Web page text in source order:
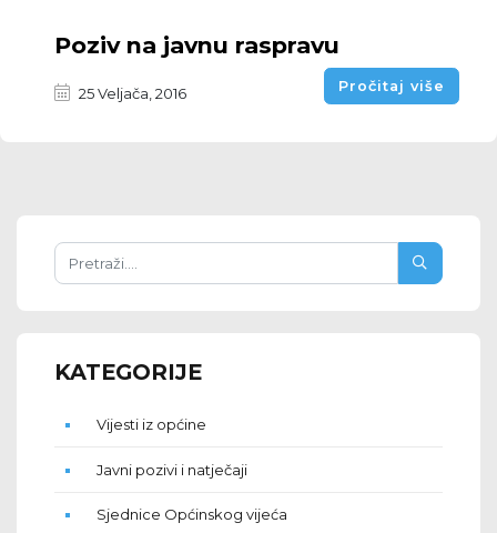
Poziv na javnu raspravu
25 Veljača, 2016 Pročitaj više
KATEGORIJE
Vijesti iz općine
Javni pozivi i natječaji
Sjednice Općinskog vijeća